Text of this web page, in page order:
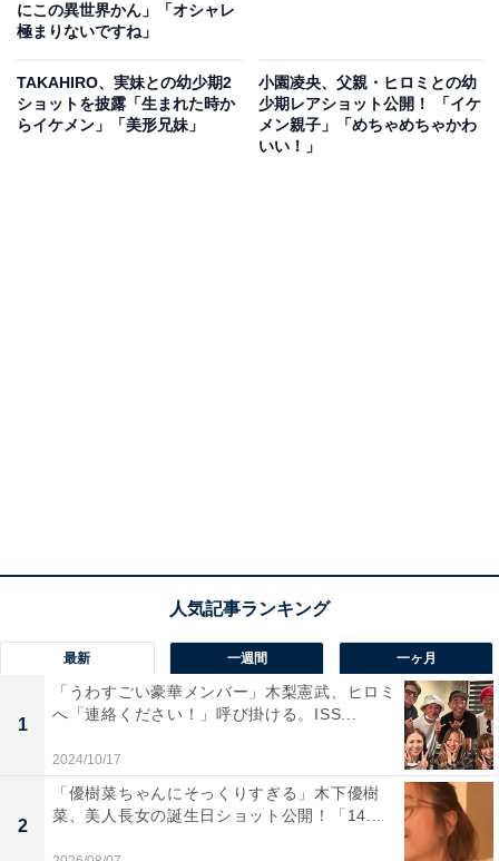
にこの異世界かん」「オシャレ
極まりないですね」
TAKAHIRO、実妹との幼少期2
ショットを披露「生まれた時か
らイケメン」「美形兄妹」
小園凌央、父親・ヒロミとの幼
少期レアショット公開！ 「イケ
メン親子」「めちゃめちゃかわ
いい！」
最新 一週間 一ヶ月
1
「うわすごい豪華メンバー」木梨憲武、ヒロミ
へ「連絡ください！」呼び掛ける。ISS...
2024/10/17
2
「優樹菜ちゃんにそっくりすぎる」木下優樹
菜、美人長女の誕生日ショット公開！「14...